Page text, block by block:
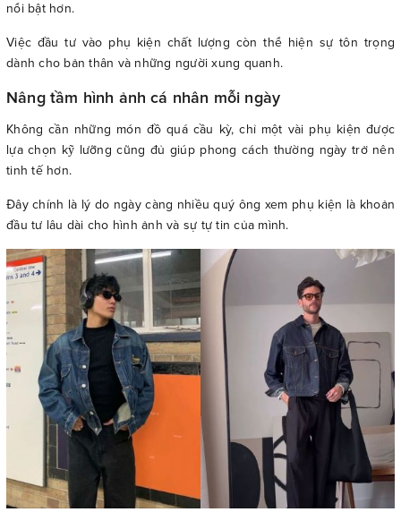
nổi bật hơn.
Việc đầu tư vào phụ kiện chất lượng còn thể hiện sự tôn trọng
dành cho bản thân và những người xung quanh.
Nâng tầm hình ảnh cá nhân mỗi ngày
Không cần những món đồ quá cầu kỳ, chỉ một vài phụ kiện được
lựa chọn kỹ lưỡng cũng đủ giúp phong cách thường ngày trở nên
tinh tế hơn.
Đây chính là lý do ngày càng nhiều quý ông xem phụ kiện là khoản
đầu tư lâu dài cho hình ảnh và sự tự tin của mình.